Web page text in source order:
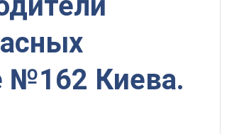
№162 Киева.